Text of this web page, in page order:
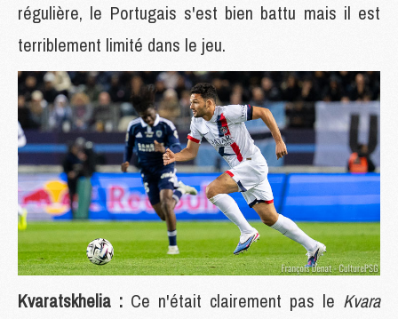
régulière, le Portugais s'est bien battu mais il est
terriblement limité dans le jeu.
Kvaratskhelia : Ce n'était clairement pas le Kvara